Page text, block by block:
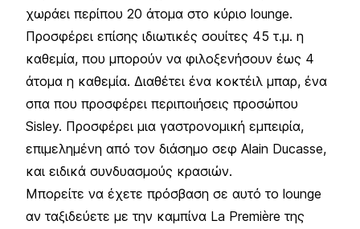
χωράει περίπου 20 άτομα στο κύριο lounge.
Προσφέρει επίσης ιδιωτικές σουίτες 45 τ.μ. η
καθεμία, που μπορούν να φιλοξενήσουν έως 4
άτομα η καθεμία. Διαθέτει ένα κοκτέιλ μπαρ, ένα
σπα που προσφέρει περιποιήσεις προσώπου
Sisley. Προσφέρει μια γαστρονομική εμπειρία,
επιμελημένη από τον διάσημο σεφ Alain Ducasse,
και ειδικά συνδυασμούς κρασιών.
Μπορείτε να έχετε πρόσβαση σε αυτό το lounge
αν ταξιδεύετε με την καμπίνα La Première της